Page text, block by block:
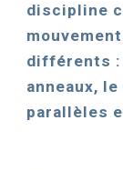
discipline
différents :
anneaux,
parallèles